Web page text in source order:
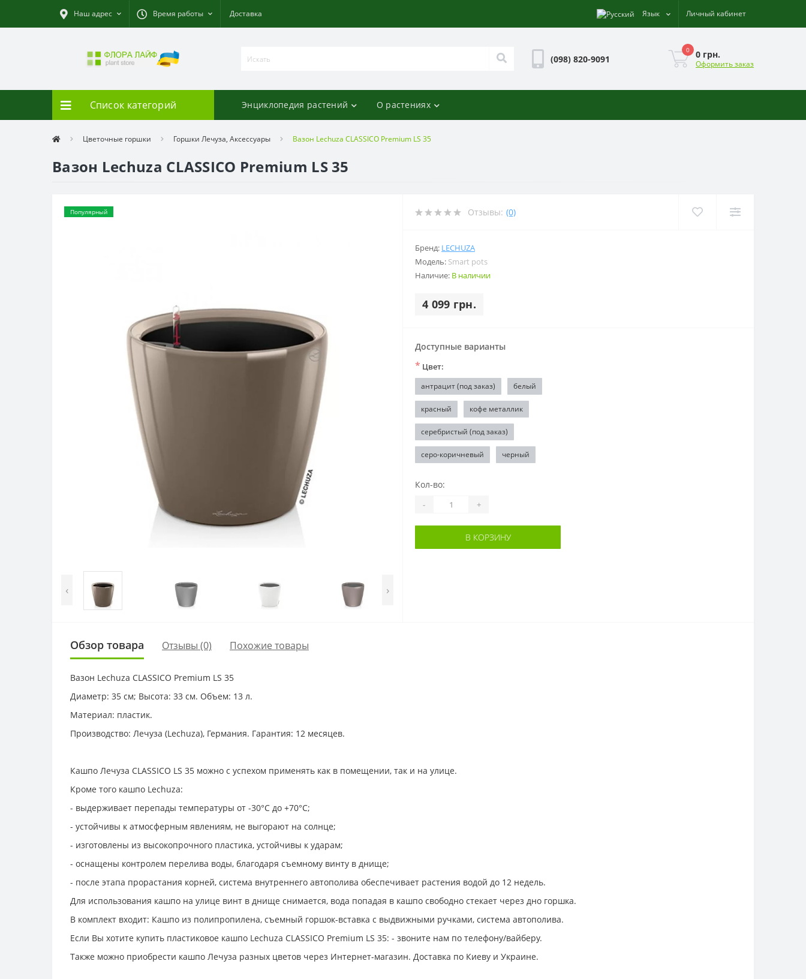
Наш адрес Время работы Доставка Язык Личный кабинет
(098) 820-9091
0 0 грн.
Оформить заказ
Список категорий Энциклопедия растений О растениях
Цветочные горшки Горшки Лечуза, Аксессуары Вазон Lechuza CLASSICO Premium LS 35
Вазон Lechuza CLASSICO Premium LS 35
Популярный
‹ ›
Отзывы: (0)
Бренд: LECHUZA
Модель: Smart pots
Наличие: В наличии
4 099 грн.
Доступные варианты
* Цвет:
антрацит (под заказ) белый
красный кофе металлик
серебристый (под заказ)
серо-коричневый черный
Кол-во:
- +
В КОРЗИНУ
Обзор товара Отзывы (0) Похожие товары
Вазон Lechuza CLASSICO Premium LS 35
Диаметр: 35 см; Высота: 33 см. Объем: 13 л.
Материал: пластик.
Производство: Лечуза (Lechuza), Германия. Гарантия: 12 месяцев.
Кашпо Лечуза CLASSICO LS 35 можно с успехом применять как в помещении, так и на улице.
Кроме того кашпо Lechuza:
- выдерживает перепады температуры от -30°С до +70°С;
- устойчивы к атмосферным явлениям, не выгорают на солнце;
- изготовлены из высокопрочного пластика, устойчивы к ударам;
- оснащены контролем перелива воды, благодаря съемному винту в днище;
- после этапа прорастания корней, система внутреннего автополива обеспечивает растения водой до 12 недель.
Для использования кашпо на улице винт в днище снимается, вода попадая в кашпо свободно стекает через дно горшка.
В комплект входит: Кашпо из полипропилена, съемный горшок-вставка с выдвижными ручками, система автополива.
Если Вы хотите купить пластиковое кашпо Lechuza CLASSICO Premium LS 35: - звоните нам по телефону/вайберу.
Также можно приобрести кашпо Лечуза разных цветов через Интернет-магазин. Доставка по Киеву и Украине.